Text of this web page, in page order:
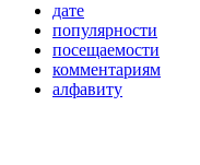
дате
популярности
посещаемости
комментариям
алфавиту